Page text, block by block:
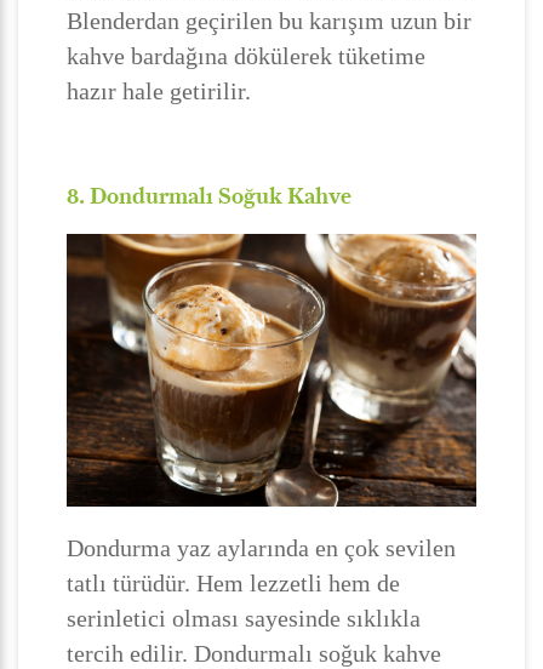
Blenderdan geçirilen bu karışım uzun bir
kahve bardağına dökülerek tüketime
hazır hale getirilir.
8. Dondurmalı Soğuk Kahve
Dondurma yaz aylarında en çok sevilen
tatlı türüdür. Hem lezzetli hem de
serinletici olması sayesinde sıklıkla
tercih edilir. Dondurmalı soğuk kahve